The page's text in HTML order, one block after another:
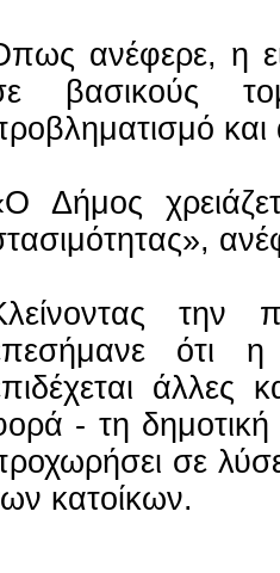
ανέφερε, η
βασικούς
Δήμος
ότι
άλλες
- τη δημοτική
σε
κατοίκων.